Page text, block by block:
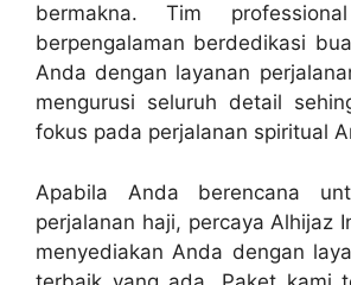
bermakna. Tim
berpengalaman berdedikasi
Anda dengan layanan
mengurusi seluruh detail
fokus pada perjalanan spiritual
Apabila Anda berencana
perjalanan haji, percaya Alhijaz
menyediakan Anda dengan